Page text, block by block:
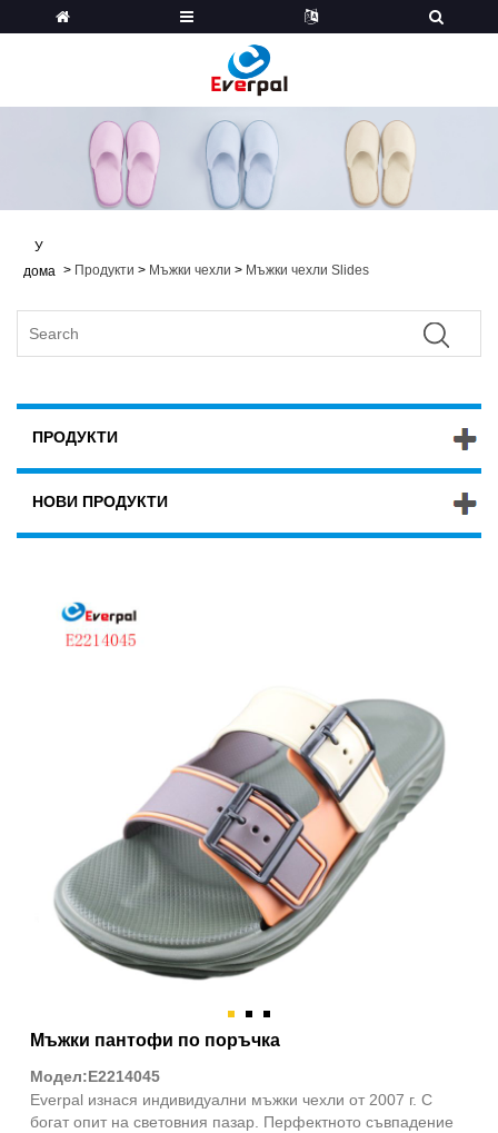
У
дома > Продукти > Мъжки чехли > Мъжки чехли Slides
ПРОДУКТИ
НОВИ ПРОДУКТИ
Мъжки пантофи по поръчка
Модел:E2214045
Everpal изнася индивидуални мъжки чехли от 2007 г. С
богат опит на световния пазар. Перфектното съвпадение